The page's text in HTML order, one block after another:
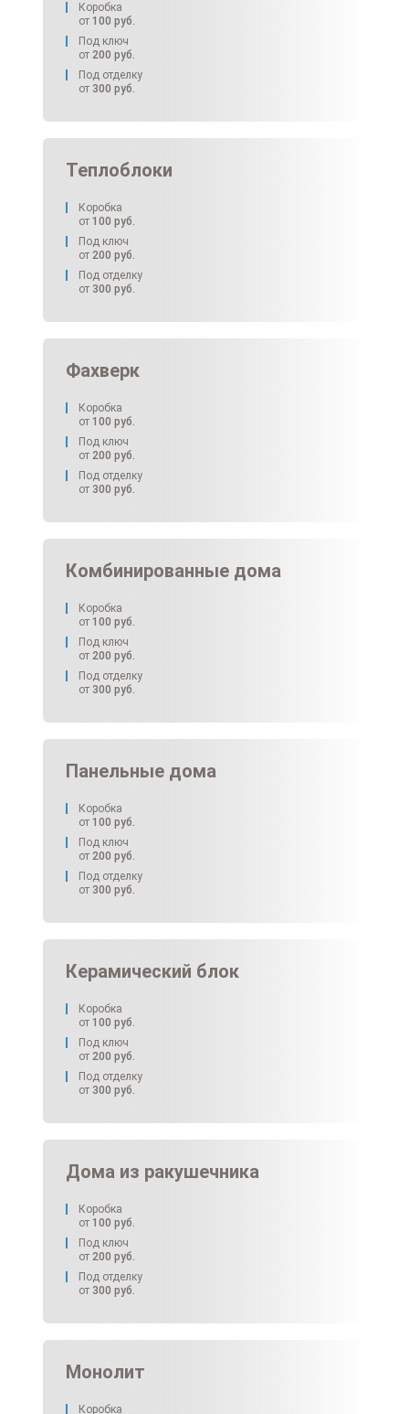
Коробка
от 100 руб.
Под ключ
от 200 руб.
Под отделку
от 300 руб.
Теплоблоки
Коробка
от 100 руб.
Под ключ
от 200 руб.
Под отделку
от 300 руб.
Фахверк
Коробка
от 100 руб.
Под ключ
от 200 руб.
Под отделку
от 300 руб.
Комбинированные дома
Коробка
от 100 руб.
Под ключ
от 200 руб.
Под отделку
от 300 руб.
Панельные дома
Коробка
от 100 руб.
Под ключ
от 200 руб.
Под отделку
от 300 руб.
Керамический блок
Коробка
от 100 руб.
Под ключ
от 200 руб.
Под отделку
от 300 руб.
Дома из ракушечника
Коробка
от 100 руб.
Под ключ
от 200 руб.
Под отделку
от 300 руб.
Монолит
Коробка